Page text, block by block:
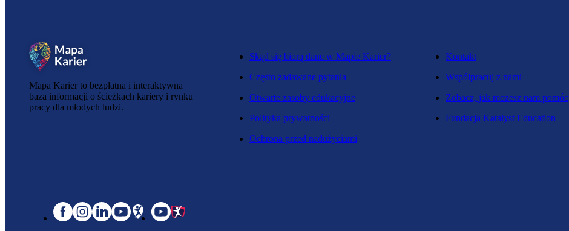
Mapa Karier to bezpłatna i interaktywna
baza informacji o ścieżkach kariery i rynku
pracy dla młodych ludzi.
Skąd się biorą dane w Mapie Karier?
Często zadawane pytania
Otwarte zasoby edukacyjne
Polityka prywatności
Ochrona przed nadużyciami
Kontakt
Współpracuj z nami
Zobacz, jak możesz nam pomóc
Fundacja Katalyst Education